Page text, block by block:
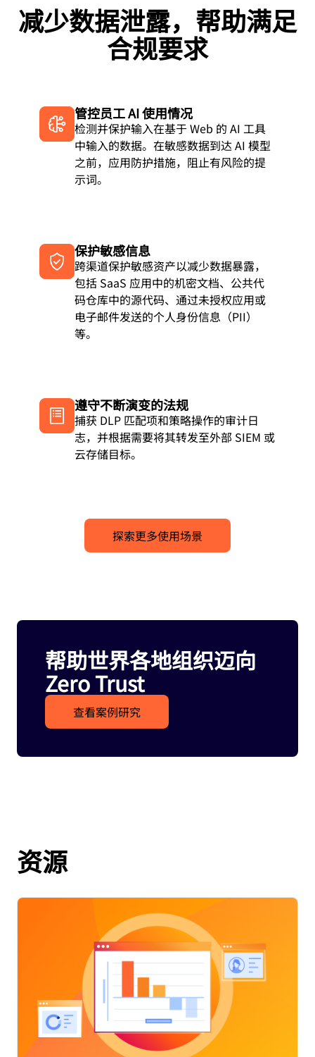
减少数据泄露，帮助满足
合规要求
管控员工 AI 使用情况
检测并保护输入在基于 Web 的 AI 工具
中输入的数据。在敏感数据到达 AI 模型
之前，应用防护措施，阻止有风险的提
示词。
保护敏感信息
跨渠道保护敏感资产以减少数据暴露，
包括 SaaS 应用中的机密文档、公共代
码仓库中的源代码、通过未授权应用或
电子邮件发送的个人身份信息（PII）
等。
遵守不断演变的法规
捕获 DLP 匹配项和策略操作的审计日
志，并根据需要将其转发至外部 SIEM 或
云存储目标。
探索更多使用场景
帮助世界各地组织迈向
Zero Trust
查看案例研究
资源